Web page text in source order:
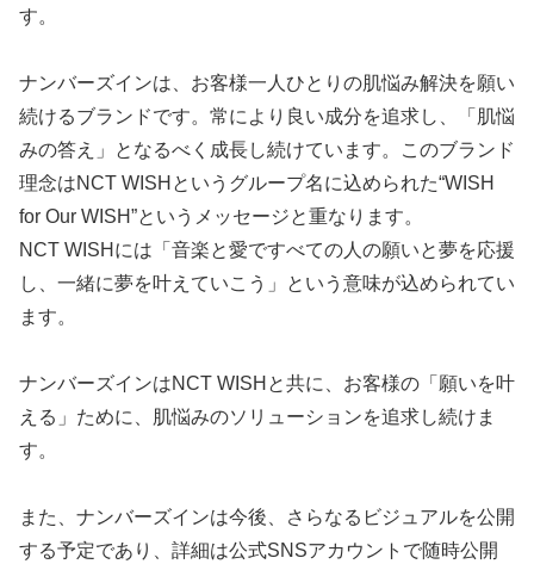
す。
ナンバーズインは、お客様一人ひとりの肌悩み解決を願い
続けるブランドです。常により良い成分を追求し、「肌悩
みの答え」となるべく成長し続けています。このブランド
理念はNCT WISHというグループ名に込められた“WISH
for Our WISH”というメッセージと重なります。
NCT WISHには「音楽と愛ですべての人の願いと夢を応援
し、一緒に夢を叶えていこう」という意味が込められてい
ます。
ナンバーズインはNCT WISHと共に、お客様の「願いを叶
える」ために、肌悩みのソリューションを追求し続けま
す。
また、ナンバーズインは今後、さらなるビジュアルを公開
する予定であり、詳細は公式SNSアカウントで随時公開